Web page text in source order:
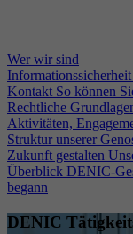
Wer wir sind
Informationssicherheit
Kontakt So können
Rechtliche
Aktivitäten,
Struktur unserer
Zukunft gestalten
Überblick DENIC-
begann
DENIC